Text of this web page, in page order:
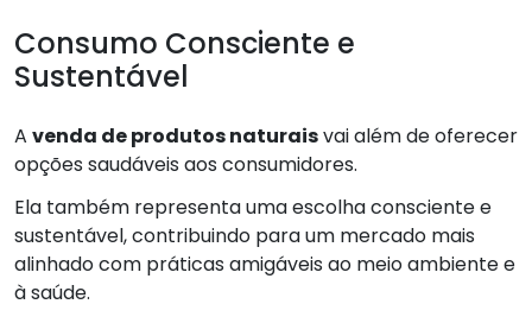
Consumo Consciente e
Sustentável
A venda de produtos naturaisvai além de oferecer
opções saudáveis aos consumidores.
Ela também representa uma escolha consciente e
sustentável, contribuindo para um mercado mais
alinhado com práticas amigáveis ao meio ambiente e
à saúde.